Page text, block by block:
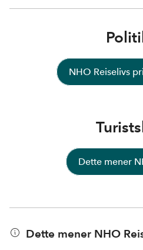
NHO Reiselivs
Dette mener
Dette mener NHO